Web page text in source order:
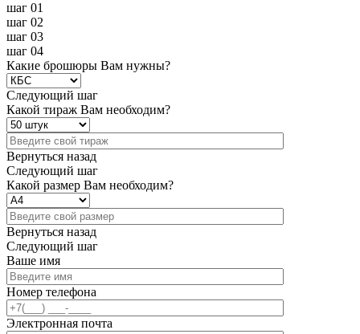
шаг 01
шаг 02
шаг 03
шаг 04
Какие брошюры Вам нужны?
Следующий шаг
Какой тираж Вам необходим?
Вернуться назад
Следующий шаг
Какой размер Вам необходим?
Вернуться назад
Следующий шаг
Ваше имя
Номер телефона
Электронная почта